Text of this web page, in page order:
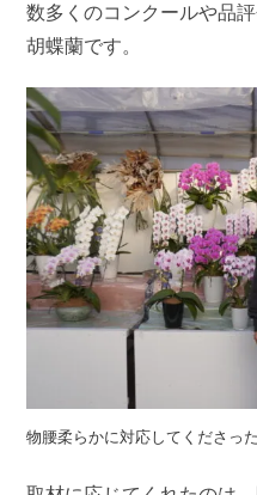
数多くのコンクールや品
胡蝶蘭です。
物腰柔らかに対応してくださっ